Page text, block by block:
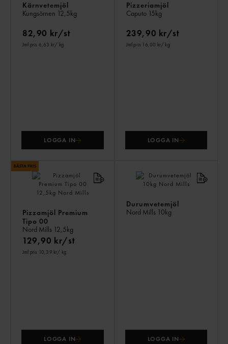
Kärnvetemjöl
Kungsörnen 12,5kg
82,90 kr/st
Jmf.pris 6,63 kr/ kg
LOGGA IN
Pizzeriamjöl
Caputo 15kg
239,90 kr/st
Jmf.pris 16,00 kr/ kg
LOGGA IN
Pizzamjöl Premium
Tipo 00
Nord Mills 12,5kg
129,90 kr/st
Jmf.pris 10,39 kr/ kg
LOGGA IN
Durumvetemjöl
Nord Mills 10kg
LOGGA IN